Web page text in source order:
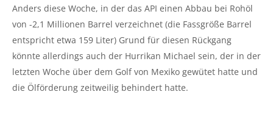
Anders diese Woche, in der das API einen Abbau bei Rohöl
von -2,1 Millionen Barrel verzeichnet (die Fassgröße Barrel
entspricht etwa 159 Liter) Grund für diesen Rückgang
könnte allerdings auch der Hurrikan Michael sein, der in der
letzten Woche über dem Golf von Mexiko gewütet hatte und
die Ölförderung zeitweilig behindert hatte.